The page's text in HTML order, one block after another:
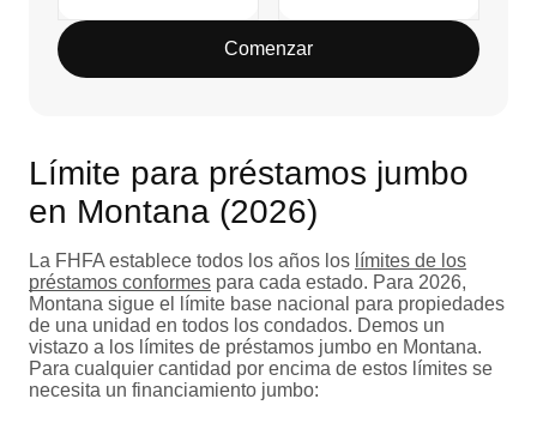
Comenzar
Límite para préstamos jumbo
en Montana (2026)
La FHFA establece todos los años los límites de los
préstamos conformes para cada estado. Para 2026,
Montana sigue el límite base nacional para propiedades
de una unidad en todos los condados. Demos un
vistazo a los límites de préstamos jumbo en Montana.
Para cualquier cantidad por encima de estos límites se
necesita un financiamiento jumbo: